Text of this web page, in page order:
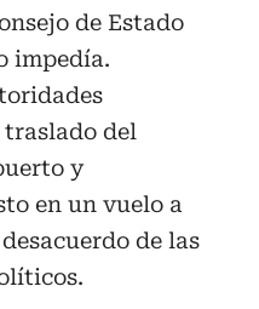
de Estado
impedía.
del
y
en un vuelo a
de las